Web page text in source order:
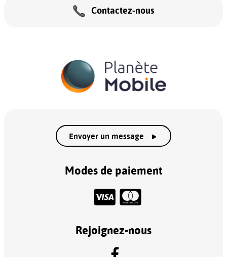
Contactez-nous
Envoyer un message
Modes de paiement
Rejoignez-nous